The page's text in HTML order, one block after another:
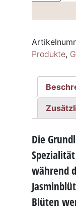
Produkte,
Die
während
Blüten